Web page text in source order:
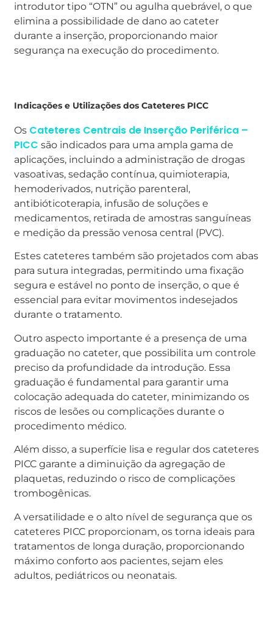
introdutor tipo “OTN” ou agulha quebrável, o que
elimina a possibilidade de dano ao cateter
durante a inserção, proporcionando maior
segurança na execução do procedimento.
Indicações e Utilizações dos Cateteres PICC
Os Cateteres Centrais de Inserção Periférica –
PICC são indicados para uma ampla gama de
aplicações, incluindo a administração de drogas
vasoativas, sedação contínua, quimioterapia,
hemoderivados, nutrição parenteral,
antibióticoterapia, infusão de soluções e
medicamentos, retirada de amostras sanguíneas
e medição da pressão venosa central (PVC).
Estes cateteres também são projetados com abas
para sutura integradas, permitindo uma fixação
segura e estável no ponto de inserção, o que é
essencial para evitar movimentos indesejados
durante o tratamento.
Outro aspecto importante é a presença de uma
graduação no cateter, que possibilita um controle
preciso da profundidade da introdução. Essa
graduação é fundamental para garantir uma
colocação adequada do cateter, minimizando os
riscos de lesões ou complicações durante o
procedimento médico.
Além disso, a superfície lisa e regular dos cateteres
PICC garante a diminuição da agregação de
plaquetas, reduzindo o risco de complicações
trombogênicas.
A versatilidade e o alto nível de segurança que os
cateteres PICC proporcionam, os torna ideais para
tratamentos de longa duração, proporcionando
máximo conforto aos pacientes, sejam eles
adultos, pediátricos ou neonatais.